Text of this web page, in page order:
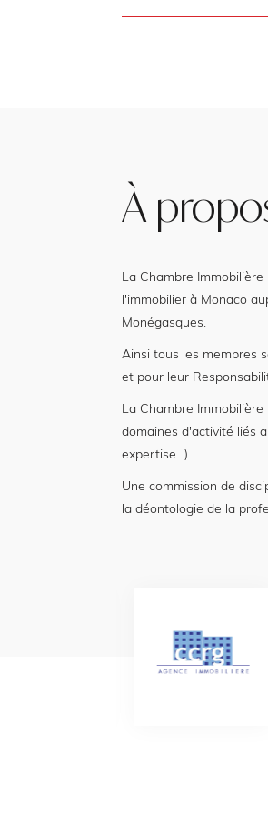
À
La Chambre
l'immobilier à Monaco
Monégasques.
Ainsi tous les membres
et pour leur
La Chambre
domaines d'activité liés
expertise...)
Une commission de
la déontologie de la